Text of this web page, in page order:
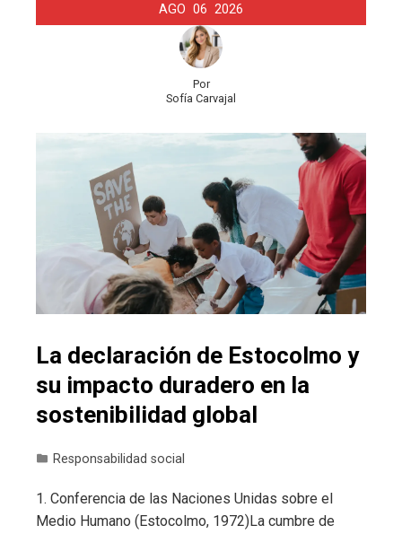
AGO 06 2026
Por
Sofía Carvajal
La declaración de Estocolmo y
su impacto duradero en la
sostenibilidad global
Responsabilidad social
1. Conferencia de las Naciones Unidas sobre el
Medio Humano (Estocolmo, 1972)La cumbre de